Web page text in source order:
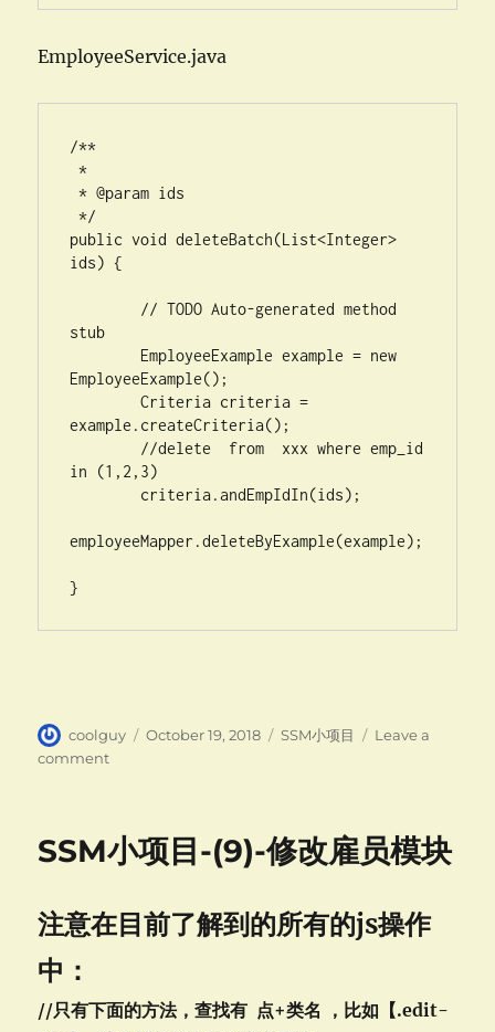
EmployeeService.java
/**
*
* @param ids
*/
public void deleteBatch(List<Integer>
ids) {
stub
EmployeeExample();
	Criteria criteria =
example.createCriteria();
in (1,2,3)
employeeMapper.deleteByExample(example);
Author
coolguy
Posted
October 19, 2018 Categories
SSM小项目
Leave a
commenton
目-
除
雇
块
SSM小项目-(9)-修改雇员模块
注意在目前了解到的所有的js操作
中：
//只有下面的方法，查找有 点+类名 ，比如【.edit-